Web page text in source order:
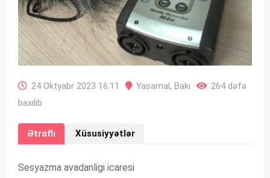
24 Oktyabr 2023 16:11 Yasamal, Bakı
264 dəfə
baxılıb
Ətraflı Xüsusiyyətlər
Sesyazma avadanligi icaresi